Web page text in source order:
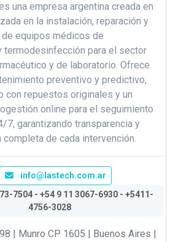
una empresa argentina creada en
en la instalación, reparación y
equipos médicos de
termodesinfección para el sector
y de laboratorio. Ofrece
preventivo y predictivo,
con repuestos originales y un
online para el seguimiento
7, garantizando transparencia y
completa de cada intervención.
info@lastech.com.ar
7504 - +54 9 11 3067-6930 - +5411-
4756-3028
| Munro CP 1605 | Buenos Aires |